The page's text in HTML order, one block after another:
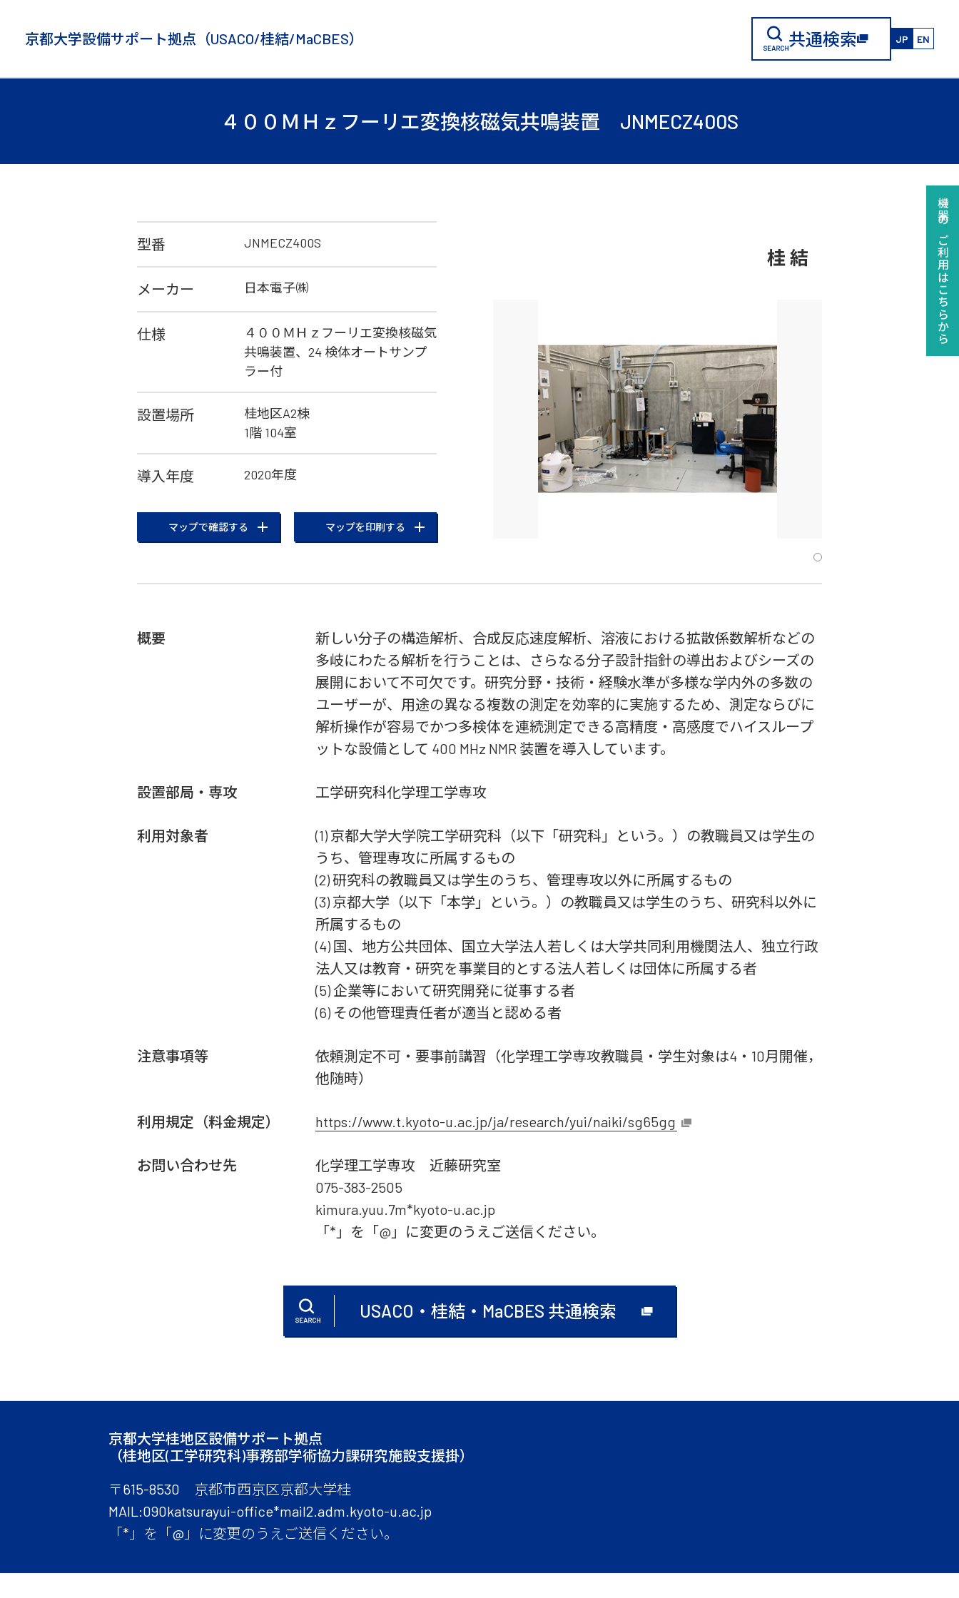
京都大学設備サポート拠点 （USACO/桂結/MaCBES） 共通検索 JP EN
４００ＭＨｚフーリエ変換核磁気共鳴装置 JNMECZ400S
型番 JNMECZ400S
メーカー 日本電子㈱
仕様
４００ＭＨｚフーリエ変換核磁気
共鳴装置、24 検体オートサンプ
ラー付
設置場所
桂地区A2棟
1階 104室
導入年度 2020年度
マップで確認する マップを印刷する
概要
新しい分子の構造解析、合成反応速度解析、溶液における拡散係数解析などの
多岐にわたる解析を行うことは、さらなる分子設計指針の導出およびシーズの
展開において不可欠です。研究分野・技術・経験水準が多様な学内外の多数の
ユーザーが、用途の異なる複数の測定を効率的に実施するため、測定ならびに
解析操作が容易でかつ多検体を連続測定できる高精度・高感度でハイスループ
ットな設備として 400 MHz NMR 装置を導入しています。
設置部局・専攻 工学研究科化学理工学専攻
利用対象者
(1) 京都大学大学院工学研究科（以下「研究科」という。）の教職員又は学生の
うち、管理専攻に所属するもの
(2) 研究科の教職員又は学生のうち、管理専攻以外に所属するもの
(3) 京都大学（以下「本学」という。）の教職員又は学生のうち、研究科以外に
所属するもの
(4) 国、地方公共団体、国立大学法人若しくは大学共同利用機関法人、独立行政
法人又は教育・研究を事業目的とする法人若しくは団体に所属する者
(5) 企業等において研究開発に従事する者
(6) その他管理責任者が適当と認める者
注意事項等
依頼測定不可・要事前講習（化学理工学専攻教職員・学生対象は4・10月開催，
他随時）
利用規定（料金規定） https://www.t.kyoto-u.ac.jp/ja/research/yui/naiki/sg65gg
お問い合わせ先
化学理工学専攻 近藤研究室
075-383-2505
kimura.yuu.7m*kyoto-u.ac.jp
「*」を「@」に変更のうえご送信ください。
USACO・桂結・MaCBES 共通検索
機器のご利用はこちらから
京都大学桂地区設備サポート拠点
（桂地区(工学研究科)事務部学術協力課研究施設支援掛）
〒615-8530 京都市西京区京都大学桂
MAIL:090katsurayui-office*mail2.adm.kyoto-u.ac.jp
「*」を「@」に変更のうえご送信ください。